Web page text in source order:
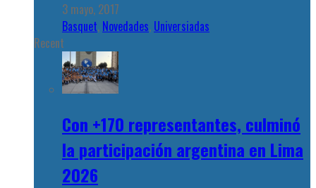
3 mayo, 2017
Basquet, Novedades, Universiadas
Recent
Con +170 representantes, culminó
la participación argentina en Lima
2026